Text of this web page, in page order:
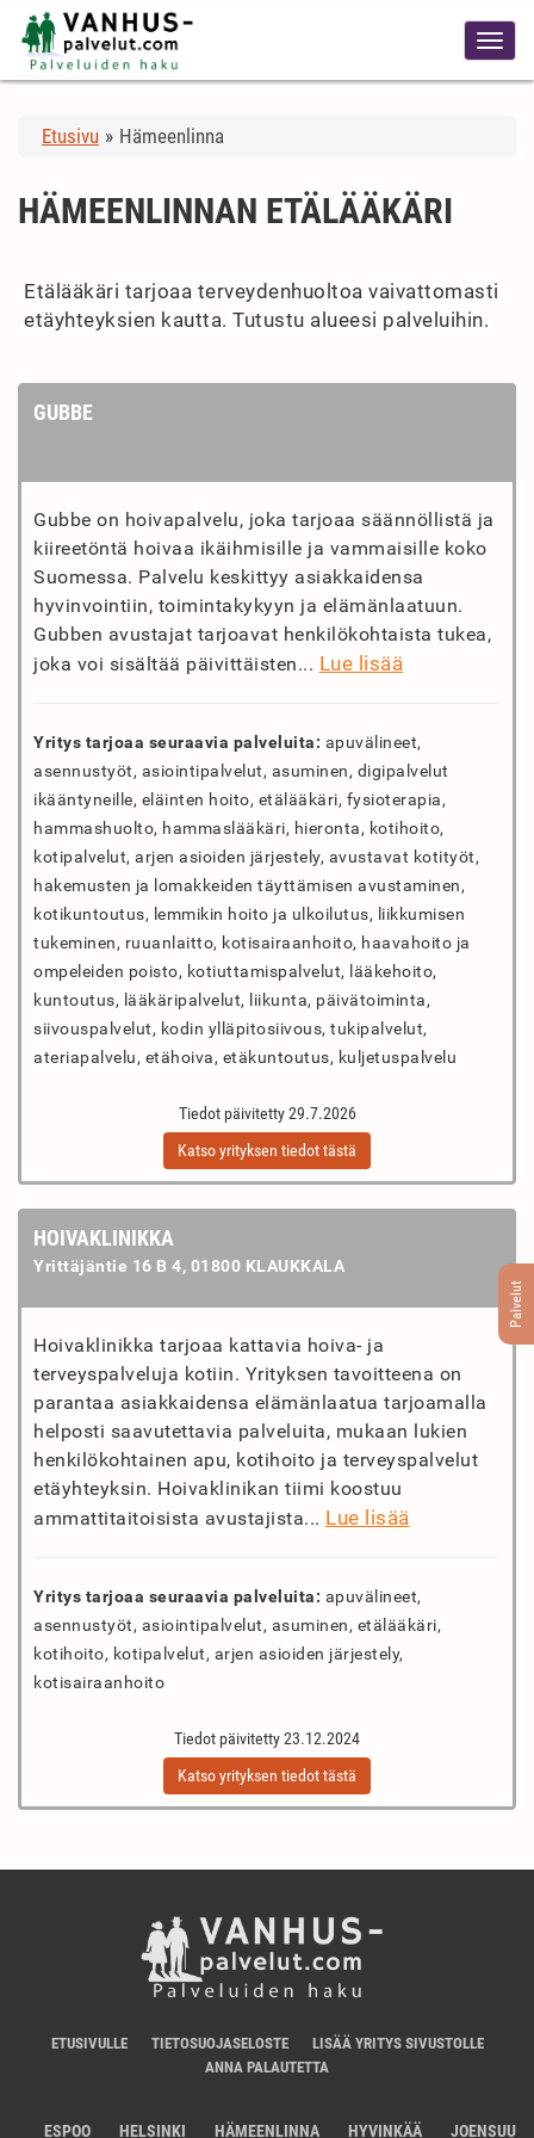
Etusivu » Hämeenlinna
Palvelut
HÄMEENLINNAN ETÄLÄÄKÄRI
Etälääkäri tarjoaa terveydenhuoltoa vaivattomasti
etäyhteyksien kautta. Tutustu alueesi palveluihin.
GUBBE
Gubbe on hoivapalvelu, joka tarjoaa säännöllistä ja
kiireetöntä hoivaa ikäihmisille ja vammaisille koko
Suomessa. Palvelu keskittyy asiakkaidensa
hyvinvointiin, toimintakykyyn ja elämänlaatuun.
Gubben avustajat tarjoavat henkilökohtaista tukea,
joka voi sisältää päivittäisten... Lue lisää
Yritys tarjoaa seuraavia palveluita: apuvälineet,
asennustyöt, asiointipalvelut, asuminen, digipalvelut
ikääntyneille, eläinten hoito, etälääkäri, fysioterapia,
hammashuolto, hammaslääkäri, hieronta, kotihoito,
kotipalvelut, arjen asioiden järjestely, avustavat kotityöt,
hakemusten ja lomakkeiden täyttämisen avustaminen,
kotikuntoutus, lemmikin hoito ja ulkoilutus, liikkumisen
tukeminen, ruuanlaitto, kotisairaanhoito, haavahoito ja
ompeleiden poisto, kotiuttamispalvelut, lääkehoito,
kuntoutus, lääkäripalvelut, liikunta, päivätoiminta,
siivouspalvelut, kodin ylläpitosiivous, tukipalvelut,
ateriapalvelu, etähoiva, etäkuntoutus, kuljetuspalvelu
Tiedot päivitetty 29.7.2026
Katso yrityksen tiedot tästä
HOIVAKLINIKKA
Yrittäjäntie 16 B 4, 01800 KLAUKKALA
Hoivaklinikka tarjoaa kattavia hoiva- ja
terveyspalveluja kotiin. Yrityksen tavoitteena on
parantaa asiakkaidensa elämänlaatua tarjoamalla
helposti saavutettavia palveluita, mukaan lukien
henkilökohtainen apu, kotihoito ja terveyspalvelut
etäyhteyksin. Hoivaklinikan tiimi koostuu
ammattitaitoisista avustajista... Lue lisää
Yritys tarjoaa seuraavia palveluita: apuvälineet,
asennustyöt, asiointipalvelut, asuminen, etälääkäri,
kotihoito, kotipalvelut, arjen asioiden järjestely,
kotisairaanhoito
Tiedot päivitetty 23.12.2024
Katso yrityksen tiedot tästä
ETUSIVULLE TIETOSUOJASELOSTE
LISÄÄ YRITYS SIVUSTOLLE
ANNA PALAUTETTA
ESPOO HELSINKI HÄMEENLINNA HYVINKÄÄ JOENSUU